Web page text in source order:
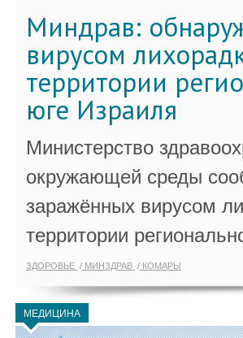
Миндрав:
вирусом
территории
юге Израиля
Министерство
окружающей среды
заражённых вирусом
территории
ЗДОРОВЬЕ МИНЗДРАВ КОМАРЫ
МЕДИЦИНА